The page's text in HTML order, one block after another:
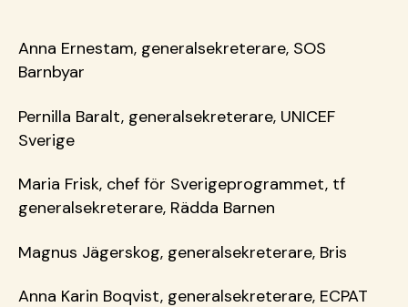
Anna Ernestam, generalsekreterare, SOS
Barnbyar
Pernilla Baralt, generalsekreterare, UNICEF
Sverige
Maria Frisk, chef för Sverigeprogrammet, tf
generalsekreterare, Rädda Barnen
Magnus Jägerskog, generalsekreterare, Bris
Anna Karin Boqvist, generalsekreterare, ECPAT